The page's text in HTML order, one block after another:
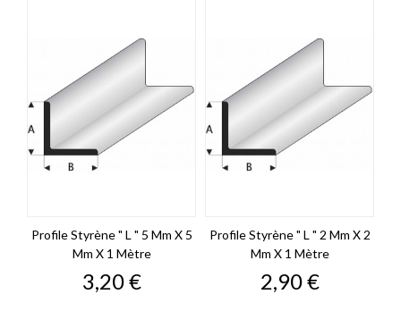
Profile Styrène " L " 5 Mm X 5
Mm X 1 Mètre
Prix
3,20 €
Profile Styrène " L " 2 Mm X 2
Mm X 1 Mètre
Prix
2,90 €